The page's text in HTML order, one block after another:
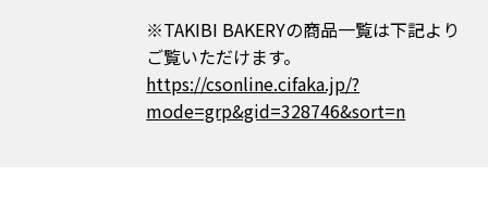
※TAKIBI BAKERYの商品一覧は下記より
ご覧いただけます。
https://csonline.cifaka.jp/?
mode=grp&gid=328746&sort=n